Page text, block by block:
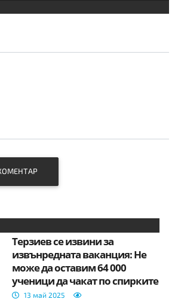
Терзиев се извини за
извънредната ваканция: Не
може да оставим 64 000
ученици да чакат по спирките
13 май 2025